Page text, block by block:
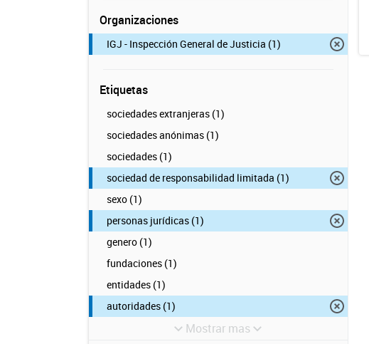
Organizaciones
IGJ - Inspección General de Justicia (1)
Etiquetas
sociedades extranjeras (1)
sociedades anónimas (1)
sociedades (1)
sociedad de responsabilidad limitada (1)
sexo (1)
personas jurídicas (1)
genero (1)
fundaciones (1)
entidades (1)
autoridades (1)
Mostrar mas